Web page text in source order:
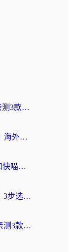
雷神手游和海归好用吗？海外党亲测3款热门回国加速器+番茄加速器深度体验
Malus好用吗？和ChickCN哪个好？海外党亲测：选对回国加速器，追剧游戏不卡顿
海外党实测：斧牛VPN好用吗？和快喵VPN对比哪个回国效果更好？附3款热门加速器深度分析
海外党必看：ExpressVPN怎么样？3步选对回国加速器，无缝刷国内剧玩手游
迅游和云界RIFT哪个好？海外党亲测3款回国加速器，教你无缝刷国内剧玩游戏